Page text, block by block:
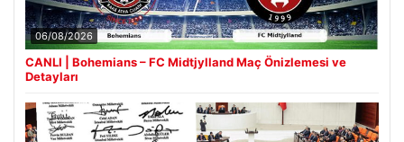
06/08/2026
CANLI | Bohemians – FC Midtjylland Maç Önizlemesi ve
Detayları